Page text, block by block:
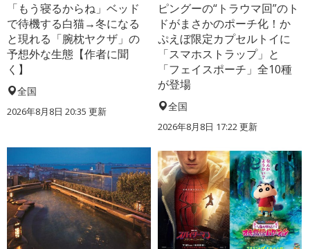
「もう寝るからね」ベッド
で待機する白猫→冬になる
と現れる「腕枕ヤクザ」の
予想外な生態【作者に聞
く】
全国
2026年8月8日 20:35 更新
ピングーの“トラウマ回”のト
ドがまさかのポーチ化！か
ぷえぼ限定カプセルトイに
「スマホストラップ」と
「フェイスポーチ」全10種
が登場
全国
2026年8月8日 17:22更新